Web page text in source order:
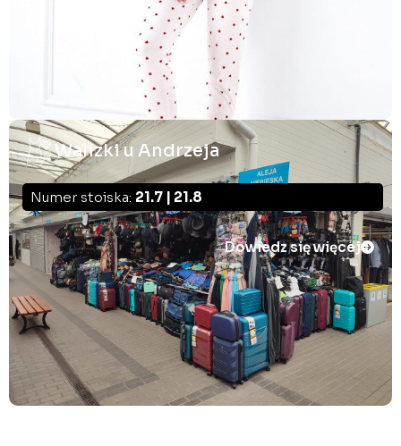
Walizki u Andrzeja
Numer stoiska: 21.7 | 21.8
Dowiedz się więcej